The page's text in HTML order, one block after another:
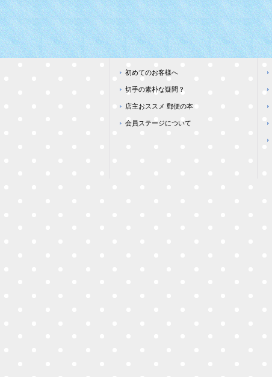
初めてのお客様へ
切手の素朴な疑問？
店主おススメ 郵便の本
会員ステージについて